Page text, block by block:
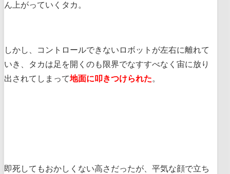
ん上がっていくタカ。
しかし、コントロールできないロボットが左右に離れて
いき、タカは足を開くのも限界でなすすべなく宙に放り
出されてしまって地面に叩きつけられた。
即死してもおかしくない高さだったが、平気な顔で立ち